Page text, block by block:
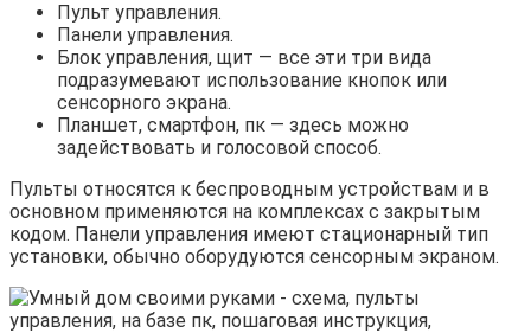
Пульт управления.
Панели управления.
Блок управления, щит — все эти три вида
подразумевают использование кнопок или
сенсорного экрана.
Планшет, смартфон, пк — здесь можно
задействовать и голосовой способ.
Пульты относятся к беспроводным устройствам и в
основном применяются на комплексах с закрытым
кодом. Панели управления имеют стационарный тип
установки, обычно оборудуются сенсорным экраном.